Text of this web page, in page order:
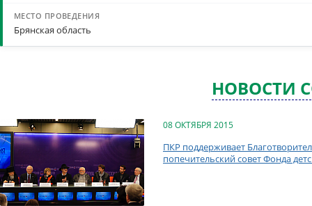
Брянская область
НОВОСТИ
08 ОКТЯБРЯ 2015
ПКР поддерживает
попечительский совет Фонда